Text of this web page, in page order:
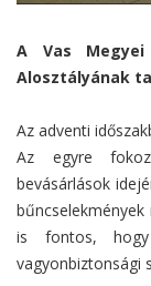
A Vas Megyei
Alosztályának
Az adventi
Az egyre
bevásárlások
is fontos,
vagyonbiztonsági